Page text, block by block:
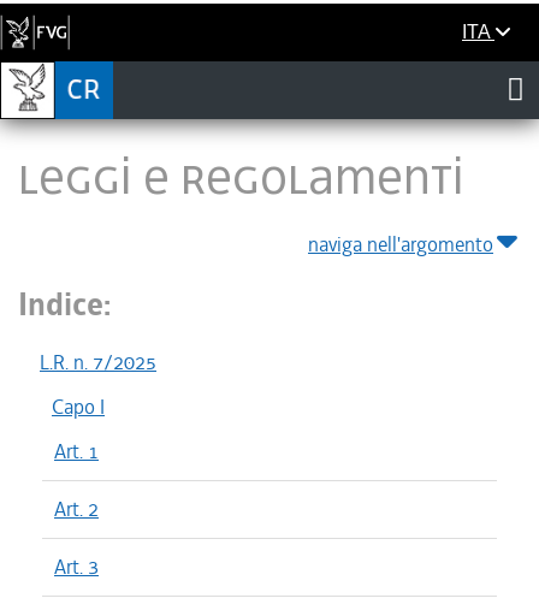
ITA
LEGGI E REGOLAMENTI
naviga nell'argomento
Indice:
L.R. n. 7/2025
Capo I
Art. 1
Art. 2
Art. 3